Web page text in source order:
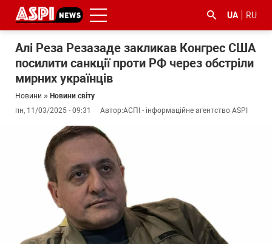
UA RU
Алі Реза Резазаде закликав Конгрес США
посилити санкції проти РФ через обстріли
мирних українців
Новини » Новини світу
пн, 11/03/2025 - 09:31
Автор:АСПІ - інформаційне агентство ASPI
#боротьба
корупцією
#ДФС